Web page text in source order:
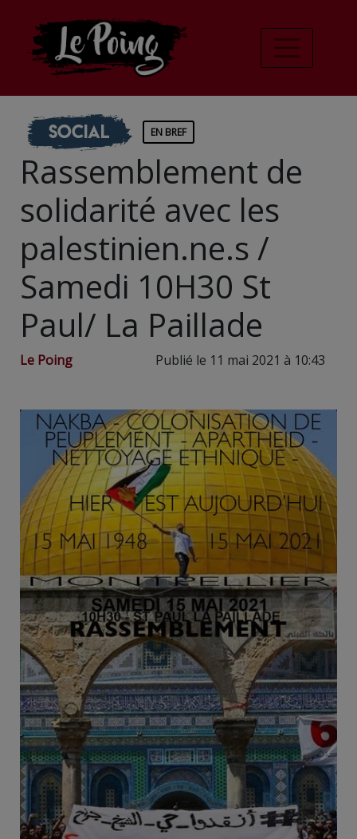
Social EN BREF
Rassemblement de
solidarité avec les
palestinien.ne.s /
Samedi 10H30 St
Paul/ La Paillade
Le Poing Publié le 11 mai 2021 à 10:43